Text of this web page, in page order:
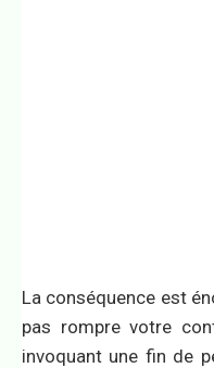
La conséquence est
pas rompre votre
invoquant une fin de